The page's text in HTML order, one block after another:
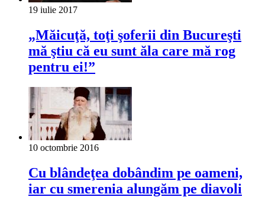
19 iulie 2017
„Măicuţă, toţi şoferii din Bucureşti
mă ştiu că eu sunt ăla care mă rog
pentru ei!”
10 octombrie 2016
Cu blândeţea dobândim pe oameni,
iar cu smerenia alungăm pe diavoli